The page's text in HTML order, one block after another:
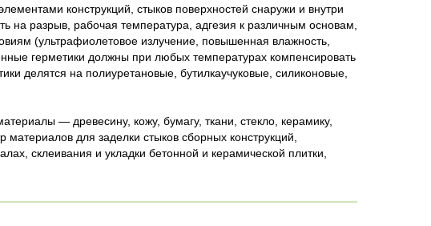
конструкций, стыков поверхностей снаружи и внутри
на разрыв, рабочая температура, адгезия к различным основам,
(ультрафиолетовое излучение, повышенная влажность,
герметики должны при любых температурах компенсировать
делятся на полиуретановые, бутилкаучуковые, силиконовые,
— древесину, кожу, бумагу, ткани, стекло, керамику,
для заделки стыков сборных конструкций,
склеивания и укладки бетонной и керамической плитки,